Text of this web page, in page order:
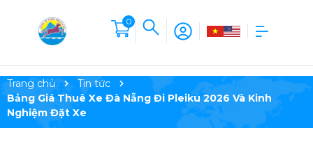
0
Trang chủ
Tin tức
Bảng Giá Thuê Xe Đà Nẵng Đi Pleiku 2026 Và Kinh
Nghiệm Đặt Xe